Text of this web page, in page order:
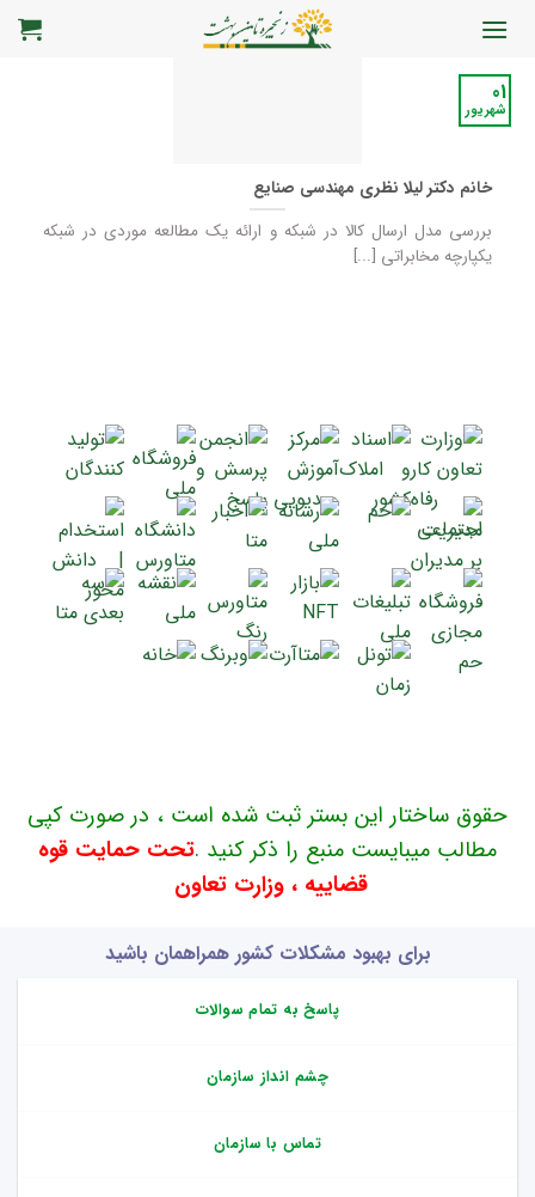
پرش
محتوا
خانم دکتر لیلا نظری مهندسی صنایع
بررسی مدل ارسال کالا در شبکه و ارائه یک مطالعه موردی در شبکه
یکپارچه مخابراتی [...]
01
شهریور
حقوق ساختار این بستر ثبت شده است ، در صورت کپی
مطالب میبایست منبع را ذکر کنید .تحت حمایت قوه
قضاییه ، وزارت تعاون
برای بهبود مشکلات کشور همراهمان باشید
پاسخ به تمام سوالات
چشم انداز سازمان
تماس با سازمان